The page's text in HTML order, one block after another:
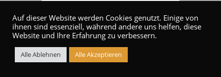
Auf dieser Website werden Cookies genutzt. Einige von
ihnen sind essenziell, während andere uns helfen, diese
Website und Ihre Erfahrung zu verbessern.
Alle Ablehnen Alle Akzeptieren